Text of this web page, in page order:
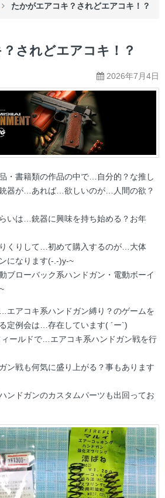
メ
たかがエアコキ？されどエアコキ！？
されどエアコキ！？
2026年7月4日
・書籍類の作品の中で…自分的？な推し
器が…あれば…欲しいのが…人間の欲？
いは…銃器に興味を持ち始める？お年
くりして…初めて購入するのが…大体
になります(-.-)y-~
ブローバック系ハンドガン・電動ボーイ
アコキ系ハンドガン縛り？のゲームを
定例会は…存在しています( ´ー`)
ールドで…エアコキ系ハンドガン戦を行
ン戦も何気に盛り上がる？事もあります
ンドガンのカスタムパーツも出回ってお